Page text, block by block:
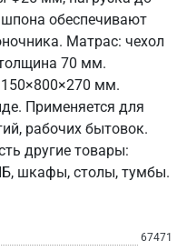
обеспечивают
Матрас: чехол
70 мм.
мм.
Применяется для
рабочих бытовок.
другие товары:
шкафы, столы, тумбы.
67471